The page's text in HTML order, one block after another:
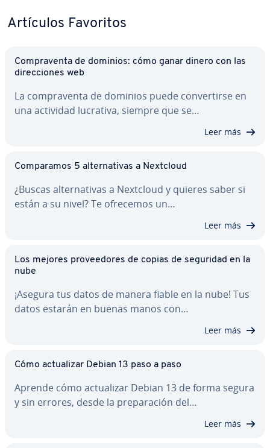
Artículos Favoritos
Co­m­pra­ve­n­ta de dominios: cómo ganar dinero con las
di­re­c­cio­nes web
La co­m­pra­ve­n­ta de dominios puede co­n­ve­r­ti­r­se en
una actividad lucrativa, siempre que se…
Leer más
Co­m­pa­ra­mos 5 al­te­r­na­ti­vas a Nextcloud
¿Buscas al­te­r­na­ti­vas a Nextcloud y quieres saber si
están a su nivel? Te ofrecemos un…
Leer más
Los mejores pro­vee­do­res de copias de seguridad en la
nube
¡Asegura tus datos de manera fiable en la nube! Tus
datos estarán en buenas manos con…
Leer más
Cómo ac­tua­li­zar Debian 13 paso a paso
Aprende cómo ac­tua­li­zar Debian 13 de forma segura
y sin errores, desde la pre­pa­ra­ción del…
Leer más